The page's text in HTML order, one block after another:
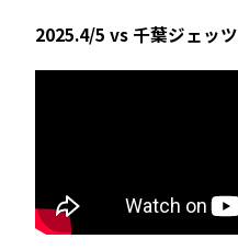
2025.4/5 vs 千葉ジェッツ